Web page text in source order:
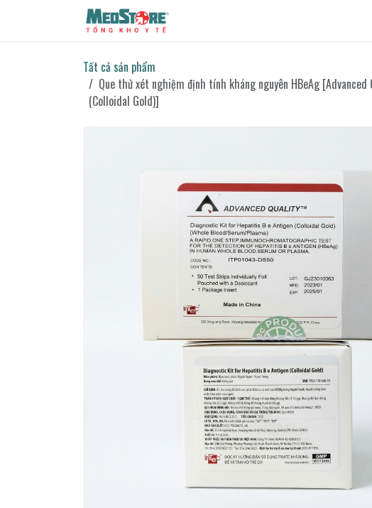
Bỏ qua để đến Nội dung
Tất cả sản phẩm
Que thử xét nghiệm định tính kháng nguyên HBeAg
(Colloidal Gold)]